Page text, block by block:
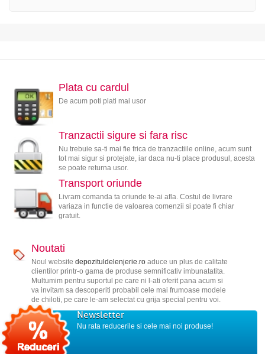
Plata cu cardul
De acum poti plati mai usor
Tranzactii sigure si fara risc
Nu trebuie sa-ti mai fie frica de tranzactiile online, acum sunt
tot mai sigur si protejate, iar daca nu-ti place produsul, acesta
se poate returna usor.
Transport oriunde
Livram comanda ta oriunde te-ai afla. Costul de livrare
variaza in functie de valoarea comenzii si poate fi chiar
gratuit.
Noutati
Noul website depozituldelenjerie.roaduce un plus de calitate
clientilor printr-o gama de produse semnificativ imbunatatita.
Multumim pentru suportul pe care ni l-ati oferit pana acum si
va invitam sa descoperiti probabil cele mai frumoase modele
de chiloti, pe care le-am selectat cu grija special pentru voi.
Newsletter
Nu rata reducerile si cele mai noi produse!